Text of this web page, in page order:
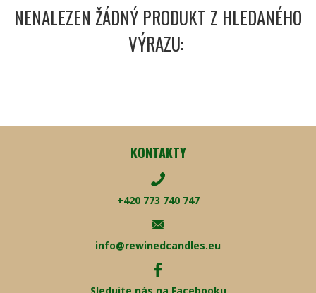
NENALEZEN ŽÁDNÝ PRODUKT Z HLEDANÉHO
VÝRAZU:
KONTAKTY
+420 773 740 747
info@rewinedcandles.eu